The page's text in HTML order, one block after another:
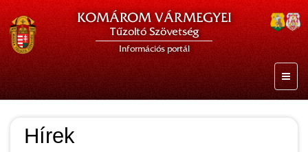
KOMÁROM VÁRMEGYEI
Tűzoltó Szövetség
Információs portál
Hírek